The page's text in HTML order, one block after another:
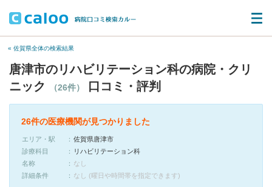
« 佐賀県全体の検索結果
唐津市のリハビリテーション科の病院・クリ
ニック
（26件） 口コミ・評判
26件の医療機関が見つかりました
エリア・駅
佐賀県唐津市
診療科目
リハビリテーション科
名称
なし
詳細条件
なし (曜日や時間帯を指定できます)